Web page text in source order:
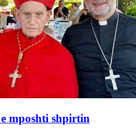
mposhti shpirtin